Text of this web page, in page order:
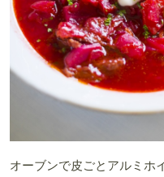
オーブンで皮ごとアルミホ